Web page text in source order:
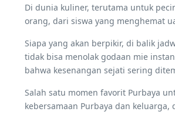
Di dunia kuliner, terutama untuk
orang, dari siswa yang menghemat
Siapa yang akan berpikir, di balik
tidak bisa menolak godaan mie
bahwa kesenangan sejati sering
Salah satu momen favorit Purbaya
kebersamaan Purbaya dan